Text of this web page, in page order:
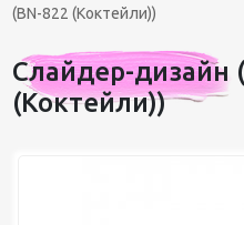
Избранное
(BN-822 (Коктейли))
Слайдер-дизайн
(Коктейли))